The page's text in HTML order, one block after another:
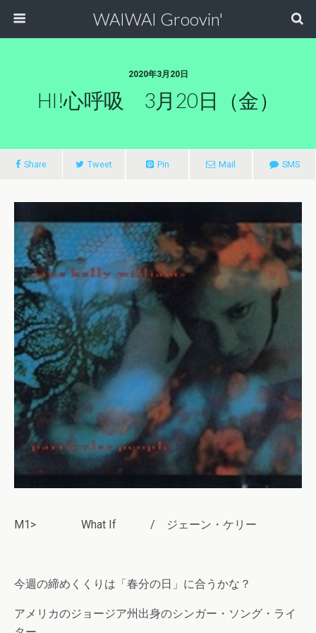
WAIWAI Groovin'
2020年3月20日
HI!心呼吸 3月20日（金）
Share Tweet Pin Mail SMS
M1> What If / ジェーン・ケリー
今週の締めくくりは「春分の日」に合うかな？
アメリカのジョージア州出身のシンガー・ソング・ライ